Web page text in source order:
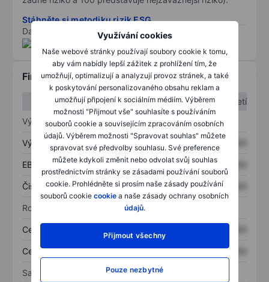
Využívání cookies
Naše webové stránky používají soubory cookie k tomu,
aby vám nabídly lepší zážitek z prohlížení tím, že
umožňují, optimalizují a analyzují provoz stránek, a také
k poskytování personalizovaného obsahu reklam a
umožňují připojení k sociálním médiím. Výběrem
možnosti "Přijmout vše" souhlasíte s používáním
souborů cookie a souvisejícím zpracováním osobních
údajů. Výběrem možnosti "Spravovat souhlas" můžete
spravovat své předvolby souhlasu. Své preference
můžete kdykoli změnit nebo odvolat svůj souhlas
prostřednictvím stránky se zásadami používání souborů
cookie. Prohlédněte si prosím naše zásady používání
souborů cookie cookie a naše zásady ochrany osobních
údajů.
Přijmout všechny
Pouze nezbytné
Stáhněte si metodiku rizik ESG
Data poskytnuta od
Finanční informace
1. čtvrtletí
2. čtvrtletí
Výkaz zisku a ztráty
Výnos XXXXXXX
EBITDA XXXXXXX XXXXXXX
Čistý příjem XXXXXXX XXXXXXX
Rozvaha
Celková aktiva
Celkový dluh XXXXXXX XXXXXXX
Sazby